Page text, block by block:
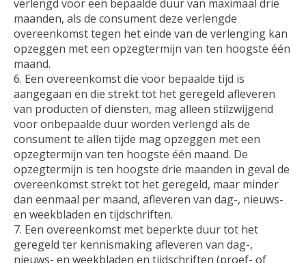
verlengd voor een bepaalde duur van maximaal drie
maanden, als de consument deze verlengde
overeenkomst tegen het einde van de verlenging kan
opzeggen met een opzegtermijn van ten hoogste één
maand.
6. Een overeenkomst die voor bepaalde tijd is
aangegaan en die strekt tot het geregeld afleveren
van producten of diensten, mag alleen stilzwijgend
voor onbepaalde duur worden verlengd als de
consument te allen tijde mag opzeggen met een
opzegtermijn van ten hoogste één maand. De
opzegtermijn is ten hoogste drie maanden in geval de
overeenkomst strekt tot het geregeld, maar minder
dan eenmaal per maand, afleveren van dag-, nieuws-
en weekbladen en tijdschriften.
7. Een overeenkomst met beperkte duur tot het
geregeld ter kennismaking afleveren van dag-,
nieuws- en weekbladen en tijdschriften (proef- of